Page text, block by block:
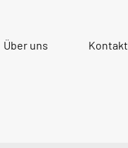
Über uns Kontakt